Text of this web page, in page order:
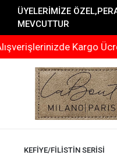
ÜYELERİMİZE
MEVCUTTUR
Kargo Ücretsizdir
KEFİYE/FİLİSTİN SERİSİ